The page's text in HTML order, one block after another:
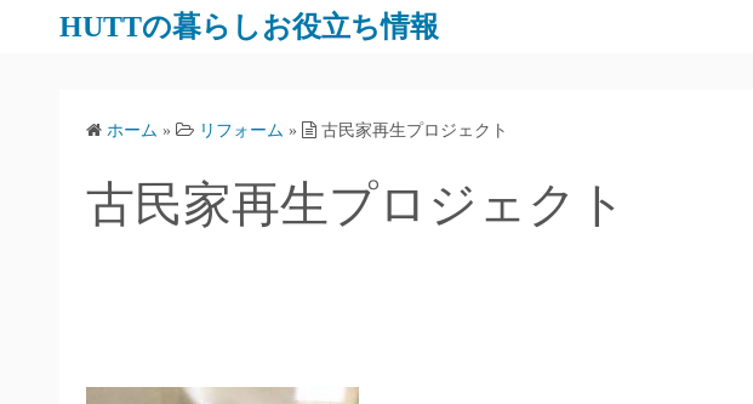
HUTTの暮らしお役立ち情報
ホーム » リフォーム » 古民家再生プロジェクト
古民家再生プロジェクト